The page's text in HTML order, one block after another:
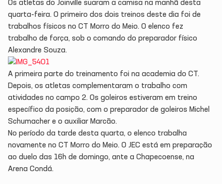
Os atletas do Joinville suaram a camisa na manhã desta
quarta-feira. O primeiro dos dois treinos deste dia foi de
trabalhos físicos no CT Morro do Meio. O elenco fez
trabalho de força, sob o comando do preparador físico
Alexandre Souza.
A primeira parte do treinamento foi na academia do CT.
Depois, os atletas complementaram o trabalho com
atividades no campo 2. Os goleiros estiveram em treino
específico da posição, com o preparador de goleiros Michel
Schumacher e o auxiliar Marcão.
No período da tarde desta quarta, o elenco trabalha
novamente no CT Morro do Meio. O JEC está em preparação
ao duelo das 16h de domingo, ante a Chapecoense, na
Arena Condá.